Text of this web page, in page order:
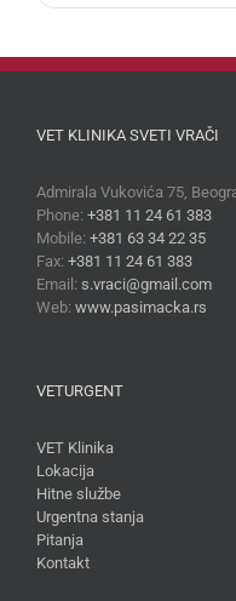
VET KLINIKA SVETI VRAČI
Admirala Vukovića 75,
Phone: +381 11 24 61 383
Mobile: +381 63 34 22 35
Fax: +381 11 24 61 383
Email: s.vraci@gmail.com
Web: www.pasimacka.rs
VETURGENT
VET Klinika
Lokacija
Hitne službe
Urgentna stanja
Pitanja
Kontakt